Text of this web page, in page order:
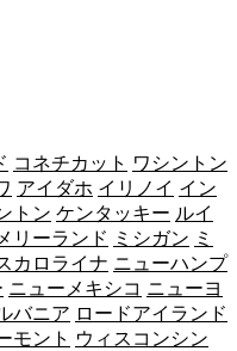
コネチカット ワシントン
アイダホ イリノイ イン
トン ケンタッキー ルイ
メリーランド ミシガン ミ
カロライナ ニューハンプ
ニューメキシコ ニューヨ
バニア ロードアイランド
モント ウィスコンシン